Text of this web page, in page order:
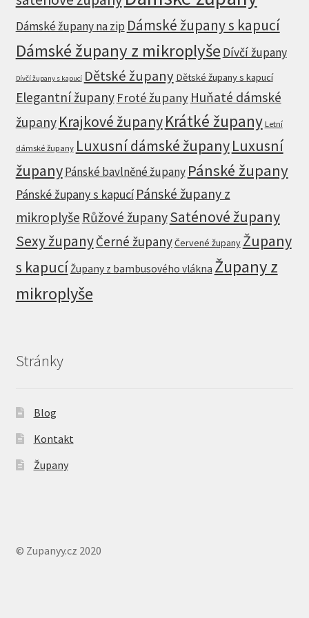
Dámské župany na zip Dámské župany s kapucí
Dámské župany z mikroplyše Dívčí župany
Dívčí župany s kapucí Dětské župany Dětské župany s kapucí
Elegantní župany Froté župany Huňaté dámské
župany Krajkové županyKrátké župany Letní
dámské župany Luxusní dámské županyLuxusní
županyPánské bavlněné župany Pánské župany
Pánské župany s kapucí Pánské župany z
mikroplyše Růžové županySaténové župany
Sexy županyČerné županyČervené župany Župany
s kapucíŽupany z bambusového vlákna Župany z
mikroplyše
Stránky
Blog
Kontakt
Župany
© Zupanyy.cz 2020